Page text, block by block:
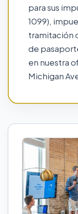
para sus
1099),
tramitación
de
en nuestra
Michigan